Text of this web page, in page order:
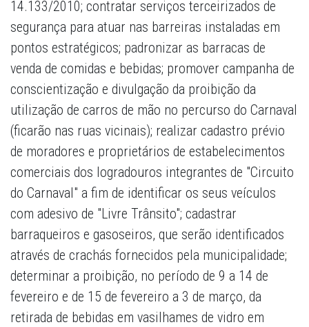
14.133/2010; contratar serviços terceirizados de
segurança para atuar nas barreiras instaladas em
pontos estratégicos; padronizar as barracas de
venda de comidas e bebidas; promover campanha de
conscientização e divulgação da proibição da
utilização de carros de mão no percurso do Carnaval
(ficarão nas ruas vicinais); realizar cadastro prévio
de moradores e proprietários de estabelecimentos
comerciais dos logradouros integrantes de "Circuito
do Carnaval" a fim de identificar os seus veículos
com adesivo de "Livre Trânsito"; cadastrar
barraqueiros e gasoseiros, que serão identificados
através de crachás fornecidos pela municipalidade;
determinar a proibição, no período de 9 a 14 de
fevereiro e de 15 de fevereiro a 3 de março, da
retirada de bebidas em vasilhames de vidro em